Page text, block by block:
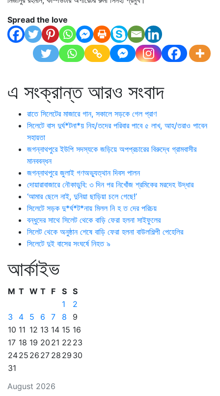
Spread the love
এ সংক্রান্ত আরও সংবাদ
রাতে সিলেটের মাজারে গান, সকালে সড়কে গেল প্রাণ
সিলেটে বাস দুর্ঘ*টনা*য় নিহ/তদের পরিবার পাবে ৫ লাখ, আহ/তরাও পাবেন
সহায়তা
জগন্নাথপুরে ইউপি সদস্যকে জড়িয়ে অপপ্রচারের বিরুদ্ধে গ্রামবাসীর
মানববন্ধন
জগন্নাথপুরে জুলাই গণঅভ্যুত্থান দিবস পালন
দোয়ারাবাজারে নৌকাডুবি: ৩ দিন পর নিখোঁজ শ্রমিকের মরদেহ উদ্ধার
‘আমার ছেলে নাই, দুনিয়া ছাড়িয়া চলে গেছে!’
সিলেটে সড়ক দু*র্ঘ*ট*নায় মিলল নি হ ত দের পরিচয়
বন্ধুদের সাথে সিলেট থেকে বাড়ি ফেরা হলনা সাইফুলের
সিলেট থেকে অনুষ্ঠান শেষে বাড়ি ফেরা হলনা বাউলশিল্পী পেহেলির
সিলেটে দুই বাসের সংঘর্ষে নিহত ৯
আর্কাইভ
August 2026
M T W T F S S
1
2
3
4 5 6 7 8
9
10 11 12 13 14 15 16
17 18 19 20 21 22 23
2425 26 27 28 29 30
31